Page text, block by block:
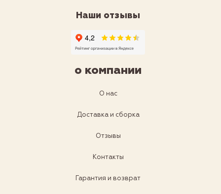
Наши отзывы
о компании
О нас
Доставка и сборка
Отзывы
Контакты
Гарантия и возврат